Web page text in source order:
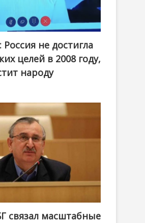
не достигла
целей в 2008 году,
народу
связал масштабные